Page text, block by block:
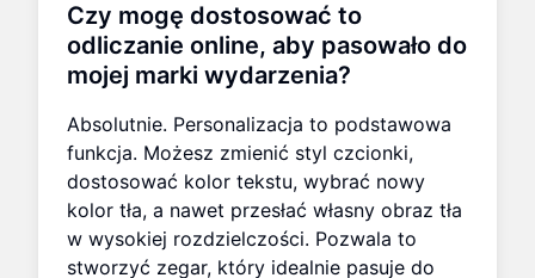
Czy mogę dostosować to
odliczanie online, aby pasowało do
mojej marki wydarzenia?
Absolutnie. Personalizacja to podstawowa
funkcja. Możesz zmienić styl czcionki,
dostosować kolor tekstu, wybrać nowy
kolor tła, a nawet przesłać własny obraz tła
w wysokiej rozdzielczości. Pozwala to
stworzyć zegar, który idealnie pasuje do